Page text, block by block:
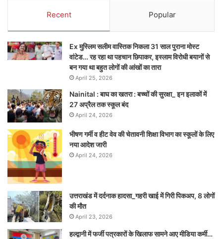
Recent Popular
Ex मुस्लिम सलीम वास्तिक निकला 31 साल पुराना मोस्ट
वांटेड… रह रहा था पहचान छिपाकर, इस्लाम विरोधी बयानों से
बन गया था बहुत लोगों की आंखों का तारा
April 25, 2026
Nainital : बाघ का खतरा : बच्चों की सुरक्षा_ इन इलाकों में
27 अप्रैल तक स्कूल बंद
April 24, 2026
भीषण गर्मी व हीट वेव की चेतावनी शिक्षा विभाग का स्कूलों के लिए
नया आदेश जारी
April 24, 2026
उत्तराखंड में दर्दनाक हादसा_गहरी खाई में गिरी पिकअप, 8 लोगों
की मौत
April 23, 2026
हल्द्वानी में फर्जी पत्रकारों के खिलाफ सामने आए मीडिया कर्मी…